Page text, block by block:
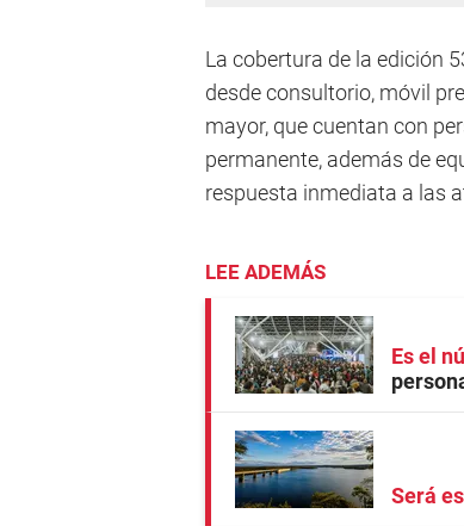
La cobertura de la edición
desde consultorio, móvil
mayor, que cuentan con
permanente, además de
respuesta inmediata a las
LEE ADEMÁS
Es el
Será